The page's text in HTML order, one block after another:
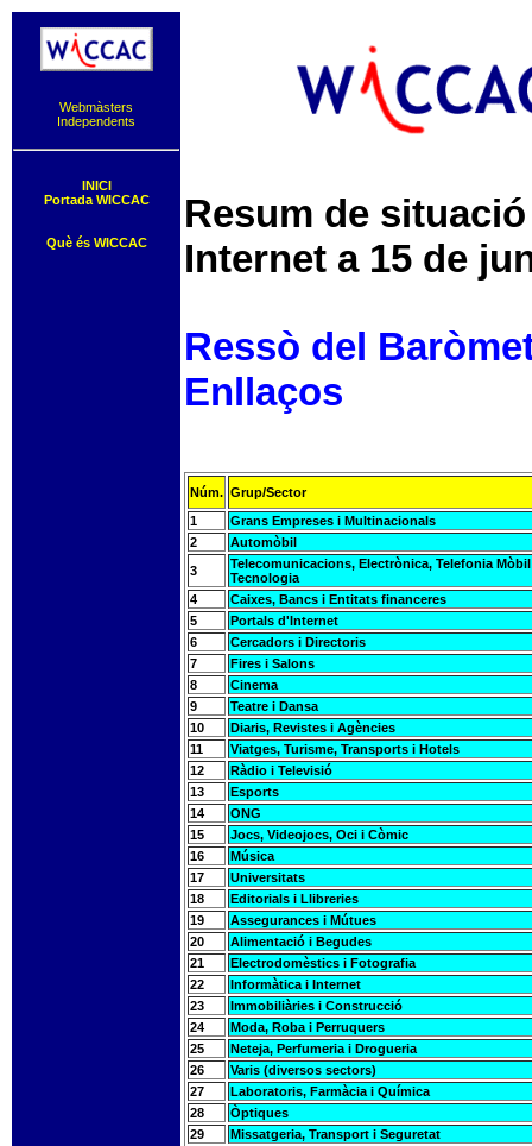
Webmàsters
Independents
INICI
Portada WICCAC
Què és WICCAC
Resum de
Internet a 15 de
Ressò del
Enllaços
Núm. Grup/Sector
1
Grans Empreses i Multinacionals
2
Automòbil
3
Telecomunicacions, Electrònica, Telefonia
Tecnologia
4
Caixes, Bancs i Entitats financeres
5
Portals d'Internet
6
Cercadors i Directoris
7
Fires i Salons
8
Cinema
9
Teatre i Dansa
10
Diaris, Revistes i Agències
11
Viatges, Turisme, Transports i Hotels
12
Ràdio i Televisió
13
Esports
14
ONG
15
Jocs, Videojocs, Oci i Còmic
16
Música
17
Universitats
18
Editorials i Llibreries
19
Assegurances i Mútues
20
Alimentació i Begudes
21
Electrodomèstics i Fotografia
22
Informàtica i Internet
23
Immobiliàries i Construcció
24
Moda, Roba i Perruquers
25
Neteja, Perfumeria i Drogueria
26
Varis (diversos sectors)
27
Laboratoris, Farmàcia i Química
28
Òptiques
29
Missatgeria, Transport i Seguretat